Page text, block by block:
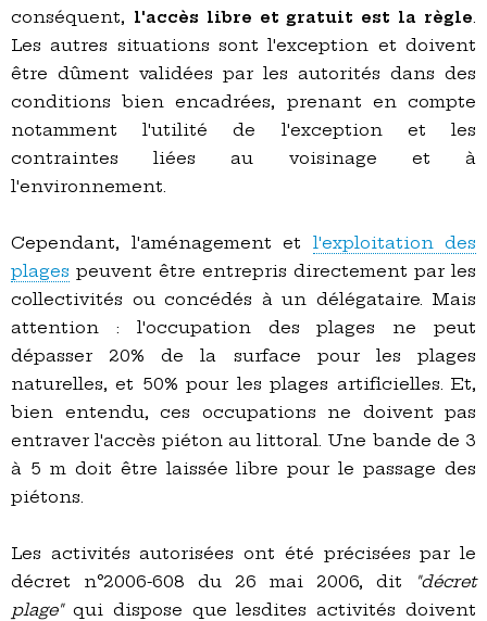
conséquent, l'accès libre et gratuit est la règle.
Les autres situations sont l'exception et doivent
être dûment validées par les autorités dans des
conditions bien encadrées, prenant en compte
notamment l'utilité de l'exception et les
contraintes liées au voisinage et à
l'environnement.
Cependant, l'aménagement et l'exploitation des
plages peuvent être entrepris directement par les
collectivités ou concédés à un délégataire. Mais
attention : l'occupation des plages ne peut
dépasser 20% de la surface pour les plages
naturelles, et 50% pour les plages artificielles. Et,
bien entendu, ces occupations ne doivent pas
entraver l'accès piéton au littoral. Une bande de 3
à 5 m doit être laissée libre pour le passage des
piétons.
Les activités autorisées ont été précisées par le
décret n°2006-608 du 26 mai 2006, dit
"décret
plage" qui dispose que lesdites activités doivent